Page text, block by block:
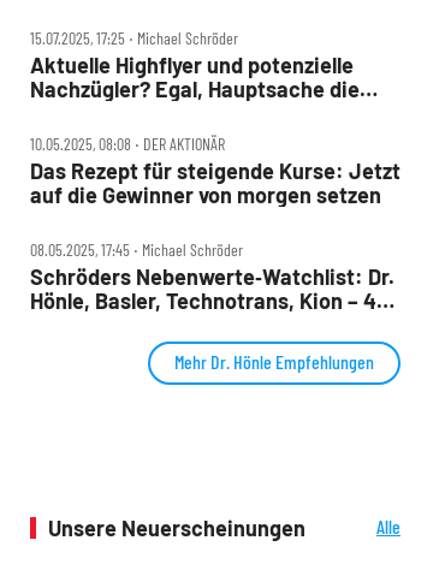
15.07.2025, 17:25 ‧ Michael Schröder
Aktuelle Highflyer und potenzielle
Nachzügler? Egal, Hauptsache die
10.05.2025, 08:08 ‧ DER AKTIONÄR
Das Rezept für steigende Kurse: Jetzt
auf die Gewinner von morgen setzen
08.05.2025, 17:45 ‧ Michael Schröder
Schröders Nebenwerte‑Watchlist: Dr.
Hönle, Basler, Technotrans, Kion – 4
Mehr Dr. Hönle Empfehlungen
Unsere Neuerscheinungen
Alle